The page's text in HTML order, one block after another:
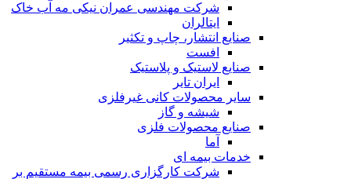
شرکت مهندسی عمران نیکی مه آب خاک
ایتالران
صنایع انتشار، چاپ و تکثير
افست
صنایع لاستیک و پلاستیک
ایران تایر
ساير محصولات كانی غيرفلزی
شیشه و گاز
صنایع محصولات فلزی
آما
خدمات بیمه ای
شرکت کارگزاری رسمی بیمه مستقیم بر